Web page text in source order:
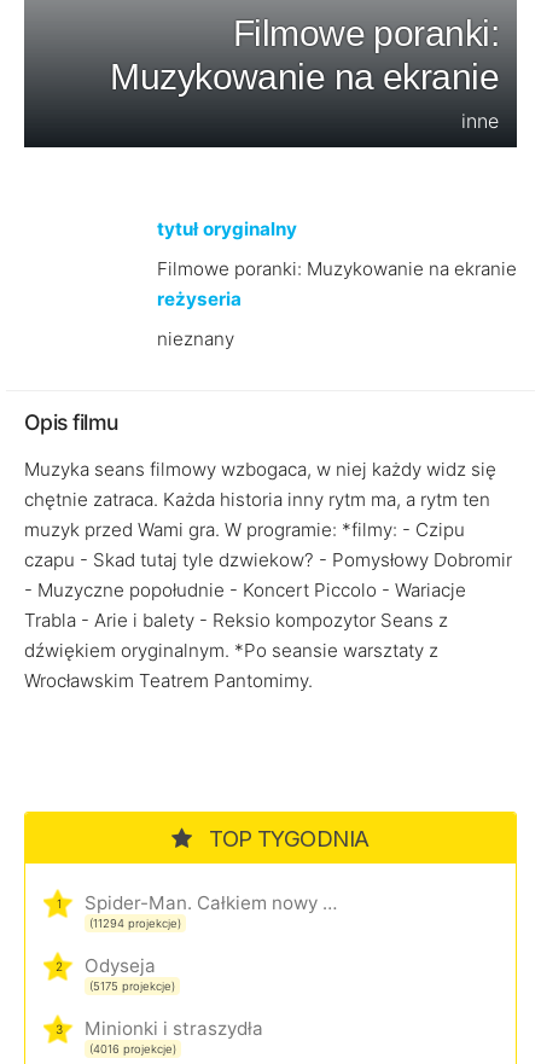
Filmowe poranki:
Muzykowanie na ekranie
inne
tytuł oryginalny
Filmowe poranki: Muzykowanie na ekranie
reżyseria
nieznany
Opis filmu
Muzyka seans filmowy wzbogaca, w niej każdy widz się
chętnie zatraca. Każda historia inny rytm ma, a rytm ten
muzyk przed Wami gra. W programie: *filmy: - Czipu
czapu - Skad tutaj tyle dzwiekow? - Pomysłowy Dobromir
- Muzyczne popołudnie - Koncert Piccolo - Wariacje
Trabla - Arie i balety - Reksio kompozytor Seans z
dźwiękiem oryginalnym. *Po seansie warsztaty z
Wrocławskim Teatrem Pantomimy.
TOP TYGODNIA
1 Spider-Man. Całkiem nowy dzień
(11294 projekcje)
2 Odyseja
(5175 projekcje)
3 Minionki i straszydła
(4016 projekcje)